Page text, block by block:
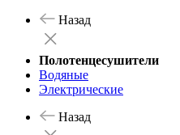
Назад
Полотенцесушители
Водяные
Электрические
Назад